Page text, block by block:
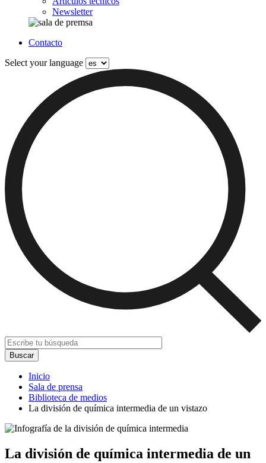
Newsletter
Contacto
Select your language
Inicio
Sala de prensa
Biblioteca de medios
La división de química intermedia de un vistazo
La división de química intermedia de un